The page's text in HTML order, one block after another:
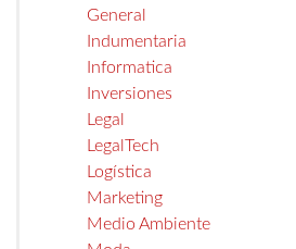
General
Indumentaria
Informatica
Inversiones
Legal
LegalTech
Logística
Marketing
Medio Ambiente